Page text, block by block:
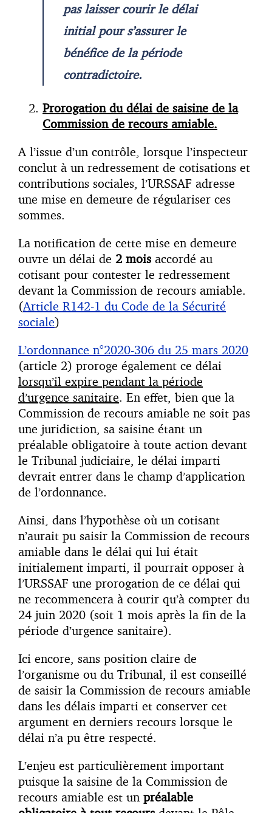
pas laisser courir le délai
initial pour s’assurer le
bénéfice de la période
contradictoire.
Prorogation du délai de saisine de la
Commission de recours amiable.
A l’issue d’un contrôle, lorsque l’inspecteur
conclut à un redressement de cotisations et
contributions sociales, l’URSSAF adresse
une mise en demeure de régulariser ces
sommes.
La notification de cette mise en demeure
ouvre un délai de 2 mois accordé au
cotisant pour contester le redressement
devant la Commission de recours amiable.
(Article R142-1 du Code de la Sécurité
sociale)
L’ordonnance n°2020-306 du 25 mars 2020
(article 2) proroge également ce délai
lorsqu’il expire pendant la période
d’urgence sanitaire. En effet, bien que la
Commission de recours amiable ne soit pas
une juridiction, sa saisine étant un
préalable obligatoire à toute action devant
le Tribunal judiciaire, le délai imparti
devrait entrer dans le champ d’application
de l’ordonnance.
Ainsi, dans l’hypothèse où un cotisant
n’aurait pu saisir la Commission de recours
amiable dans le délai qui lui était
initialement imparti, il pourrait opposer à
l’URSSAF une prorogation de ce délai qui
ne recommencera à courir qu’à compter du
24 juin 2020 (soit 1 mois après la fin de la
période d’urgence sanitaire).
Ici encore, sans position claire de
l’organisme ou du Tribunal, il est conseillé
de saisir la Commission de recours amiable
dans les délais imparti et conserver cet
argument en derniers recours lorsque le
délai n’a pu être respecté.
L’enjeu est particulièrement important
puisque la saisine de la Commission de
recours amiable est un préalable